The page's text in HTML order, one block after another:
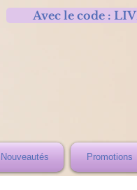
Avec le code :
Nouveautés Promotions